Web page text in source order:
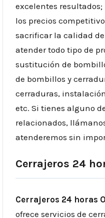
excelentes
los precios
sacrificar la calidad
atender todo tipo de
sustitución de
de bombillos y
cerraduras,
etc. Si tienes alguno
relacionados,
atenderemos sin
Cerrajeros 24
Cerrajeros 24 horas
ofrece servicios de